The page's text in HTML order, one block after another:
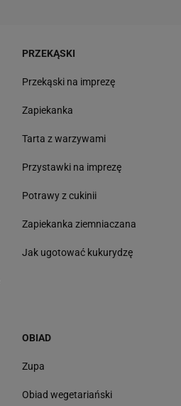
PRZEKĄSKI
Przekąski na imprezę
Zapiekanka
Tarta z warzywami
Przystawki na imprezę
Potrawy z cukinii
Zapiekanka ziemniaczana
Jak ugotować kukurydzę
OBIAD
Zupa
Obiad wegetariański